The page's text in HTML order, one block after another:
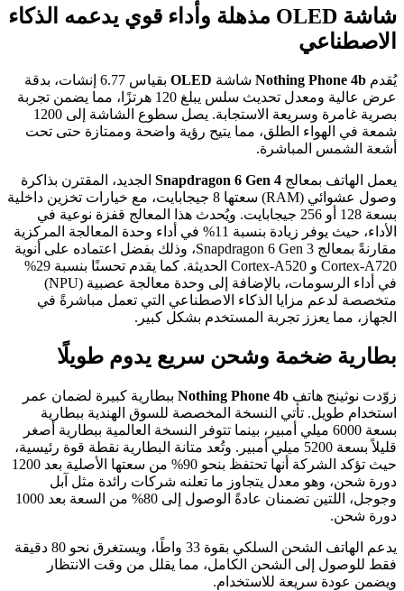
شاشة OLED مذهلة وأداء قوي يدعمه الذكاء
الاصطناعي
يُقدم Nothing Phone 4b شاشة OLED
بقياس 6.77 إنشات، بدقة
عرض عالية ومعدل تحديث سلس يبلغ 120 هرتزًا، مما يضمن تجربة
بصرية غامرة وسريعة الاستجابة. يصل سطوع الشاشة إلى 1200
شمعة في الهواء الطلق، مما يتيح رؤية واضحة وممتازة حتى تحت
أشعة الشمس المباشرة.
يعمل الهاتف بمعالج Snapdragon 6 Gen 4 الجديد، المقترن بذاكرة
وصول عشوائي (RAM) سعتها 8 جيجابايت، مع خيارات تخزين داخلية
بسعة 128 أو 256 جيجابايت. ويُحدث هذا المعالج قفزة نوعية في
الأداء، حيث يوفر زيادة بنسبة 11% في أداء وحدة المعالجة المركزية
مقارنةً بمعالج Snapdragon 6 Gen 3، وذلك بفضل اعتماده على أنوية
Cortex-A720 و Cortex-A520 الحديثة. كما يقدم تحسنًا بنسبة 29%
في أداء الرسومات، بالإضافة إلى وحدة معالجة عصبية (NPU)
متخصصة لدعم مزايا الذكاء الاصطناعي التي تعمل مباشرةً في
الجهاز، مما يعزز تجربة المستخدم بشكل كبير.
بطارية ضخمة وشحن سريع يدوم طويلًا
زوّدت نوثينج هاتف Nothing Phone 4b ببطارية كبيرة لضمان عمر
استخدام طويل. تأتي النسخة المخصصة للسوق الهندية ببطارية
بسعة 6000 ميلي أمبير، بينما تتوفر النسخة العالمية ببطارية أصغر
قليلاً بسعة 5200 ميلي أمبير. وتُعد متانة البطارية نقطة قوة رئيسية،
حيث تؤكد الشركة أنها تحتفظ بنحو 90% من سعتها الأصلية بعد 1200
دورة شحن، وهو معدل يتجاوز ما تعلنه شركات رائدة مثل آبل
وجوجل، اللتين تضمنان عادةً الوصول إلى 80% من السعة بعد 1000
دورة شحن.
يدعم الهاتف الشحن السلكي بقوة 33 واطًا، ويستغرق نحو 80 دقيقة
فقط للوصول إلى الشحن الكامل، مما يقلل من وقت الانتظار
ويضمن عودة سريعة للاستخدام.